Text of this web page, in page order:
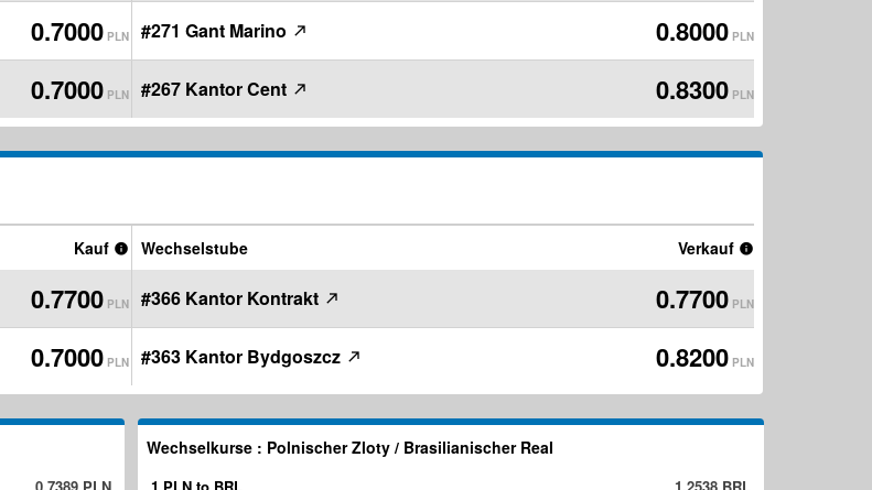
0.7000 PLN
0.7000 PLN
#271 Gant Marino 0.8000 PLN
#267 Kantor Cent 0.8300 PLN
Kauf
0.7700 PLN
0.7000 PLN
Wechselstube Verkauf
#366 Kantor Kontrakt 0.7700 PLN
#363 Kantor Bydgoszcz 0.8200 PLN
Wechselkurse : Polnischer Zloty / Brasilianischer Real